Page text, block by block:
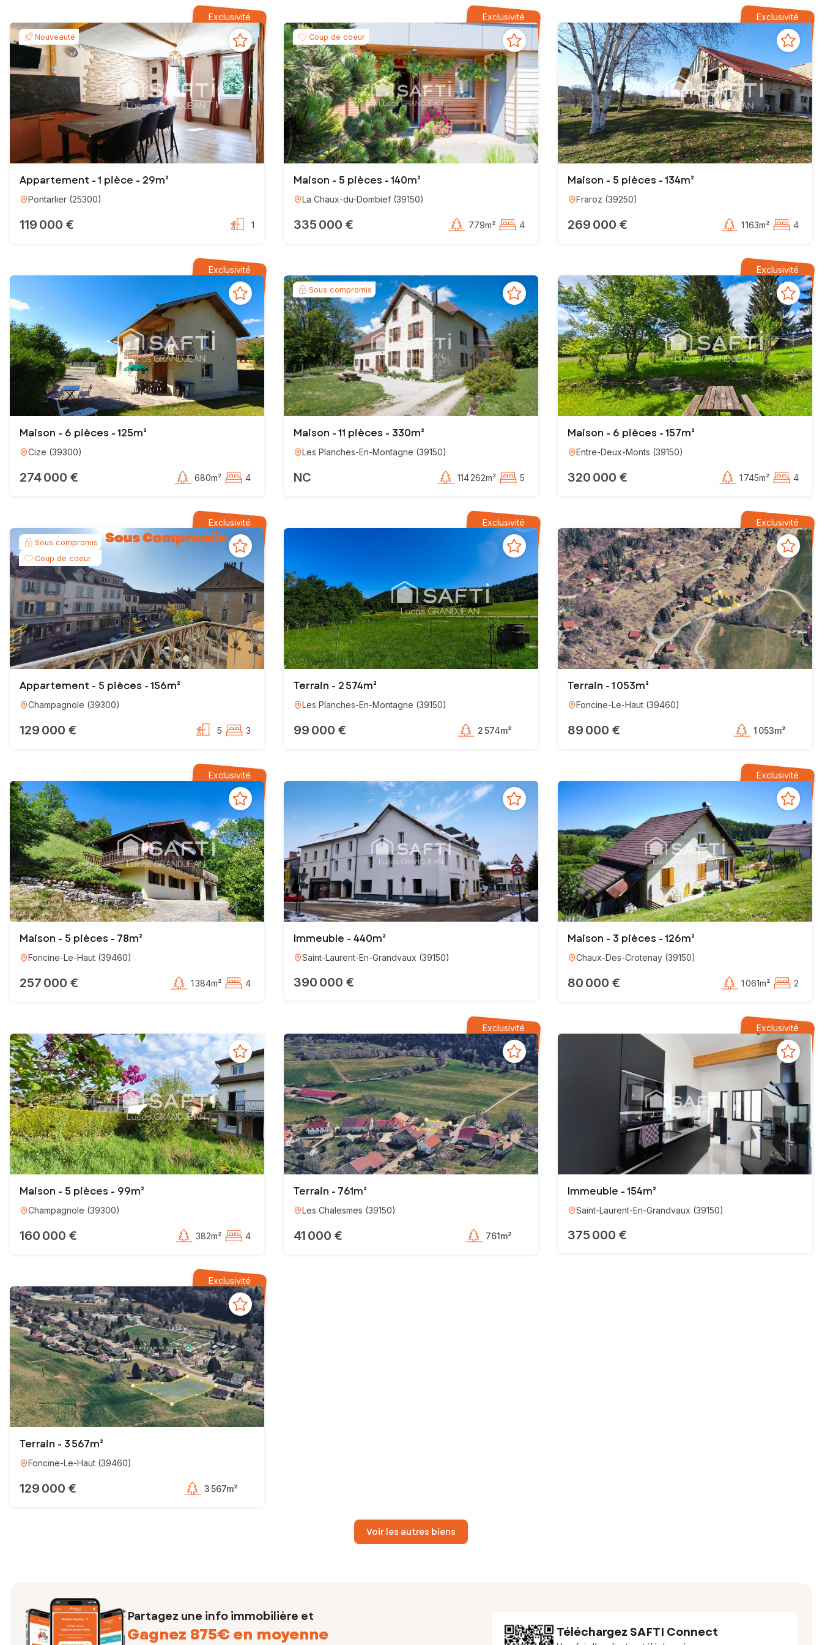
Exclusivité
Nouveauté
Appartement - 1 pièce - 29m²
Pontarlier (25300)
119 000 € 1
Exclusivité
Coup de coeur
Maison - 5 pièces - 140m²
La Chaux-du-Dombief (39150)
335 000 € 779m² 4
Exclusivité
Maison - 5 pièces - 134m²
Fraroz (39250)
269 000 € 1 163m² 4
Exclusivité
Maison - 6 pièces - 125m²
Cize (39300)
274 000 € 680m² 4
Sous compromis
Maison - 11 pièces - 330m²
Les Planches-En-Montagne (39150)
NC 114 262m² 5
Exclusivité
Maison - 6 pièces - 157m²
Entre-Deux-Monts (39150)
320 000 € 1 745m² 4
Exclusivité
Sous compromis
Coup de coeur
Appartement - 5 pièces - 156m²
Champagnole (39300)
129 000 € 5 3
Exclusivité
Terrain - 2 574m²
Les Planches-En-Montagne (39150)
99 000 € 2 574m²
Exclusivité
Terrain - 1 053m²
Foncine-Le-Haut (39460)
89 000 € 1 053m²
Exclusivité
Maison - 5 pièces - 78m²
Foncine-Le-Haut (39460)
257 000 € 1 384m² 4
Immeuble - 440m²
Saint-Laurent-En-Grandvaux (39150)
390 000 €
Exclusivité
Maison - 3 pièces - 126m²
Chaux-Des-Crotenay (39150)
80 000 € 1 061m² 2
Maison - 5 pièces - 99m²
Champagnole (39300)
160 000 € 382m² 4
Exclusivité
Terrain - 761m²
Les Chalesmes (39150)
41 000 € 761m²
Exclusivité
Immeuble - 154m²
Saint-Laurent-En-Grandvaux (39150)
375 000 €
Exclusivité
Terrain - 3 567m²
Foncine-Le-Haut (39460)
129 000 € 3 567m²
Voir les autres biens
Partagez une info immobilière et
Gagnez 875€ en moyenne Téléchargez SAFTI Connect